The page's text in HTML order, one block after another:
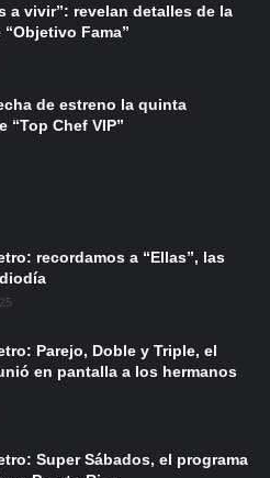
a vivir”: revelan detalles de la
Fama”
de estreno la quinta
“Top Chef VIP”
recordamos a “Ellas”, las
Parejo, Doble y Triple, el
en pantalla a los hermanos
Super Sábados, el programa